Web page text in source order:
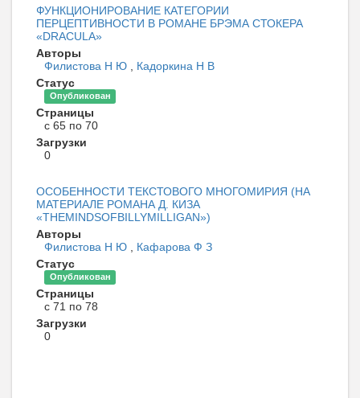
ФУНКЦИОНИРОВАНИЕ КАТЕГОРИИ
ПЕРЦЕПТИВНОСТИ В РОМАНЕ БРЭМА СТОКЕРА
«DRACULA»
Авторы
Филистова Н Ю
Кадоркина Н В
Статус
Опубликован
Страницы
с 65 по 70
Загрузки
0
ОСОБЕННОСТИ ТЕКСТОВОГО МНОГОМИРИЯ (НА
МАТЕРИАЛЕ РОМАНА Д. КИЗА
«THEMINDSOFBILLYMILLIGAN»)
Авторы
Филистова Н Ю
Кафарова Ф З
Статус
Опубликован
Страницы
с 71 по 78
Загрузки
0